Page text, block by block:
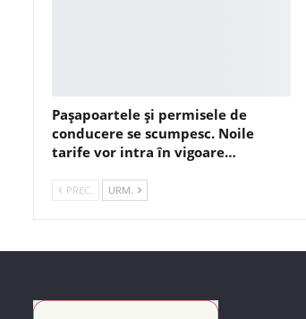
Pașapoartele și permisele de
conducere se scumpesc. Noile
tarife vor intra în vigoare…
PREC. URM.